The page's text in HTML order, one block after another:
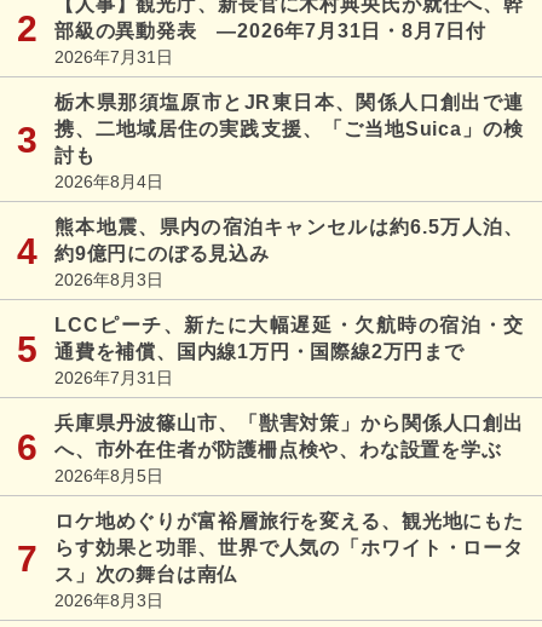
部級の異動発表 ―2026年7月31日・8月7日付
2026年7月31日
栃木県那須塩原市とJR東日本、関係人口創出で連
携、二地域居住の実践支援、「ご当地Suica」の検
討も
2026年8月4日
熊本地震、県内の宿泊キャンセルは約6.5万人泊、
約9億円にのぼる見込み
2026年8月3日
LCCピーチ、新たに大幅遅延・欠航時の宿泊・交
通費を補償、国内線1万円・国際線2万円まで
2026年7月31日
兵庫県丹波篠山市、「獣害対策」から関係人口創出
へ、市外在住者が防護柵点検や、わな設置を学ぶ
2026年8月5日
ロケ地めぐりが富裕層旅行を変える、観光地にもた
らす効果と功罪、世界で人気の「ホワイト・ロータ
ス」次の舞台は南仏
2026年8月3日